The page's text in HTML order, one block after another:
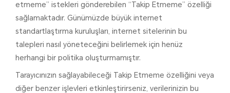
etmeme” istekleri gönderebilen “Takip Etmeme” özelliği
sağlamaktadır. Günümüzde büyük internet
standartlaştırma kuruluşları, internet sitelerinin bu
talepleri nasıl yöneteceğini belirlemek için henüz
herhangi bir politika oluşturmamıştır.
Tarayıcınızın sağlayabileceği Takip Etmeme özelliğini veya
diğer benzer işlevleri etkinleştirirseniz, verilerinizin bu